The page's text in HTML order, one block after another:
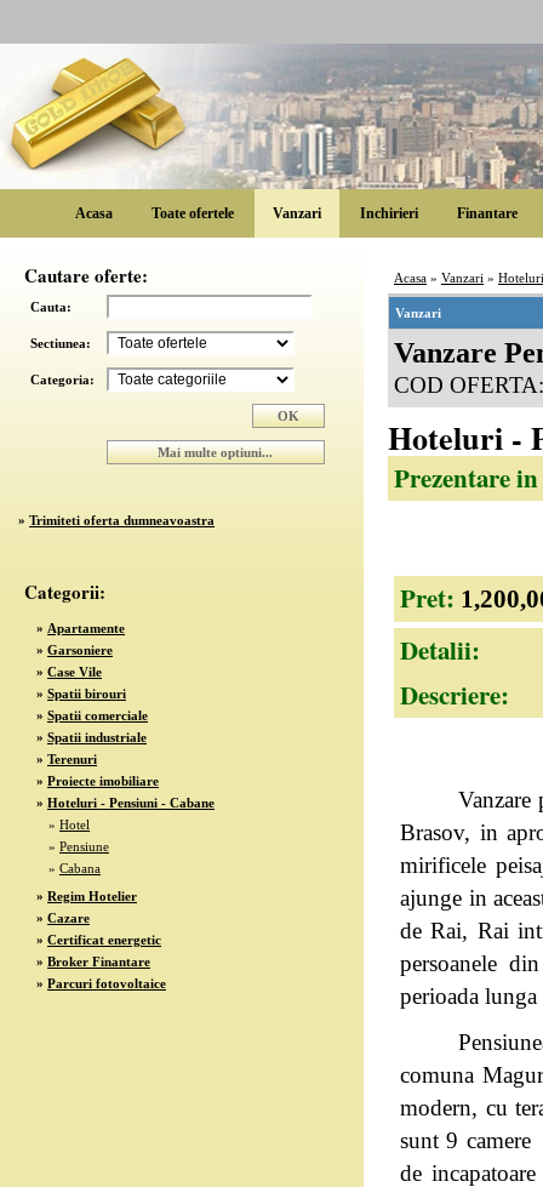
Acasa Toate ofertele Vanzari Inchirieri Finantare
Cautare oferte:
Cauta:
Sectiunea:
Categoria:
» Trimiteti oferta dumneavoastra
Categorii:
» Apartamente
» Garsoniere
» Case Vile
» Spatii birouri
» Spatii comerciale
» Spatii industriale
» Terenuri
» Proiecte imobiliare
» Hoteluri - Pensiuni - Cabane
» Hotel
» Pensiune
» Cabana
» Regim Hotelier
» Cazare
» Certificat energetic
» Broker Finantare
» Parcuri fotovoltaice
Acasa » Vanzari »
Vanzari
Vanzare
COD
Hoteluri -
Prezentare
Pret:
Detalii:
Descriere:
Vanzare
Brasov, in
mirificele
ajunge in
de Rai, Rai
persoanele
perioada
comuna
modern, cu
sunt 9 camere
de